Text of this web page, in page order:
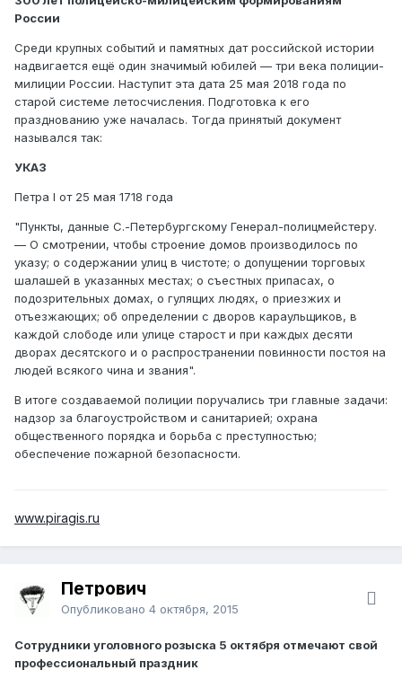
России
Среди крупных событий и памятных дат российской истории
надвигается ещё один значимый юбилей — три века полиции-
милиции России. Наступит эта дата 25 мая 2018 года по
старой системе летосчисления. Подготовка к его
празднованию уже началась. Тогда принятый документ
назывался так:
УКАЗ
Петра I от 25 мая 1718 года
"Пункты, данные С.-Петербургскому Генерал-полицмейстеру.
— О смотрении, чтобы строение домов производилось по
указу; о содержании улиц в чистоте; о допущении торговых
шалашей в указанных местах; о съестных припасах, о
подозрительных домах, о гулящих людях, о приезжих и
отъезжающих; об определении с дворов караульщиков, в
каждой слободе или улице старост и при каждых десяти
дворах десятского и о распространении повинности постоя на
людей всякого чина и звания".
В итоге создаваемой полиции поручались три главные задачи:
надзор за благоустройством и санитарией; охрана
общественного порядка и борьба с преступностью;
обеспечение пожарной безопасности.
www.piragis.ru
Петрович
Опубликовано 4 октября, 2015
Сотрудники уголовного розыска 5 октября отмечают свой
профессиональный праздник